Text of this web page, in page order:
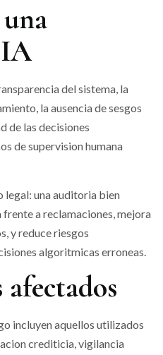
del sistema, la
la ausencia de sesgos
de las decisiones
de supervision humana
legal: una auditoria bien
a reclamaciones, mejora
y reduce riesgos
algoritmicas erroneas.
afectados
incluyen aquellos utilizados
crediticia, vigilancia